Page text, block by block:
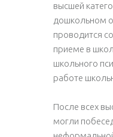
высшей
дошкольном
проводится
приеме в
школьного
работе
После всех
могли